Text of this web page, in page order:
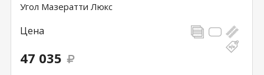
Угол Мазератти Люкс
Цена
47 035